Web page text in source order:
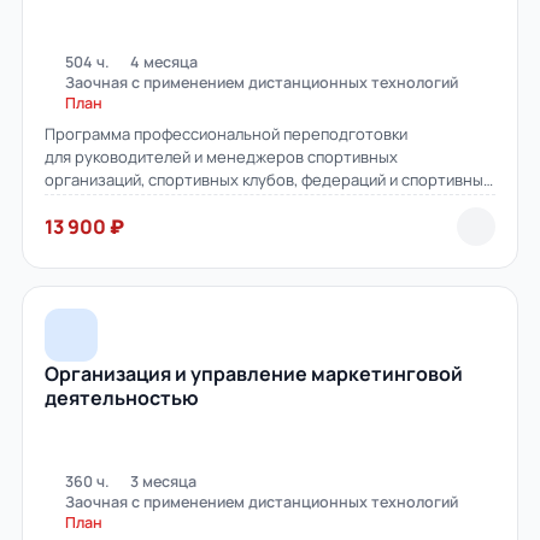
504 ч.
4 месяца
Заочная с применением дистанционных технологий
План
Программа профессиональной переподготовки
для руководителей и менеджеров спортивных
организаций, спортивных клубов, федераций и спортивных
проектов.
13 900 ₽
Организация и управление маркетинговой
деятельностью
360 ч.
3 месяца
Заочная с применением дистанционных технологий
План